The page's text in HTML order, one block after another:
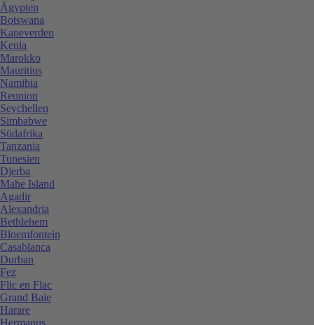
Ägypten
Botswana
Kapeverden
Kenia
Marokko
Mauritius
Namibia
Reunion
Seychellen
Simbabwe
Südafrika
Tanzania
Tunesien
Djerba
Mahe Island
Agadir
Alexandria
Bethlehem
Bloemfontein
Casablanca
Durban
Fez
Flic en Flac
Grand Baie
Harare
Hermanus